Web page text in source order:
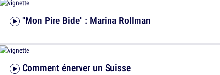
"Mon Pire Bide" : Marina Rollman
Comment énerver un Suisse